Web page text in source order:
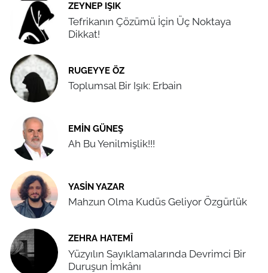
ZEYNEP IŞIK
Tefrikanın Çözümü İçin Üç Noktaya
Dikkat!
RUGEYYE ÖZ
Toplumsal Bir Işık: Erbain
EMIN GÜNEŞ
Ah Bu Yenilmişlik!!!
YASIN YAZAR
Mahzun Olma Kudüs Geliyor Özgürlük
ZEHRA HATEMÎ
Yüzyılın Sayıklamalarında Devrimci Bir
Duruşun İmkânı